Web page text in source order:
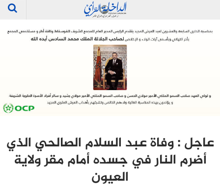
عاجل : وفاة عبد السلام الصالحي الذي
أضرم النار في جسده أمام مقر ولاية
العيون